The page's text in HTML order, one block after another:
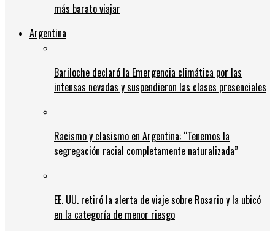
más barato viajar
Argentina
Bariloche declaró la Emergencia climática por las
intensas nevadas y suspendieron las clases presenciales
Racismo y clasismo en Argentina: “Tenemos la
segregación racial completamente naturalizada”
EE. UU. retiró la alerta de viaje sobre Rosario y la ubicó
en la categoría de menor riesgo